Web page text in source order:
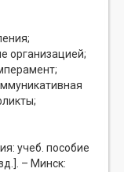
организацией;
учеб. пособие
– Минск: